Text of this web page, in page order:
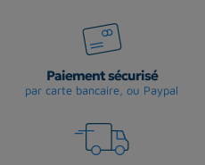
Paiement sécurisé
par carte bancaire, ou Paypal